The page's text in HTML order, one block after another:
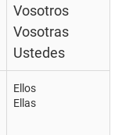
Vosotros
Vosotras
Ustedes
Ellos
Ellas